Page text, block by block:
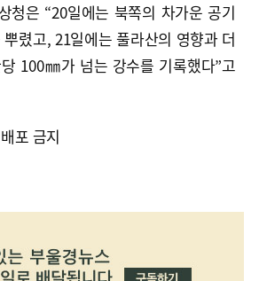
청은 “20일에는 북쪽의 차가운 공기
렸고, 21일에는 풀라산의 영향과 더
100㎜가 넘는 강수를 기록했다”고
포 금지